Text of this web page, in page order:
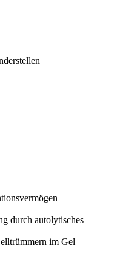
durch autolytisches
im Gel